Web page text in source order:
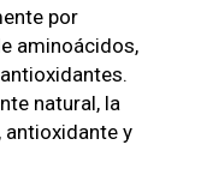
por
aminoácidos,
natural, la
y